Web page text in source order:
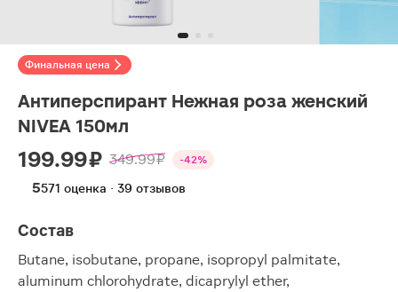
Финальная цена
Антиперспирант Нежная роза женский
NIVEA 150мл
199.99 ₽ 349.99 ₽ -42%
5571 оценка · 39 отзывов
Состав
Butane, isobutane, propane, isopropyl palmitate,
aluminum chlorohydrate, dicaprylyl ether,